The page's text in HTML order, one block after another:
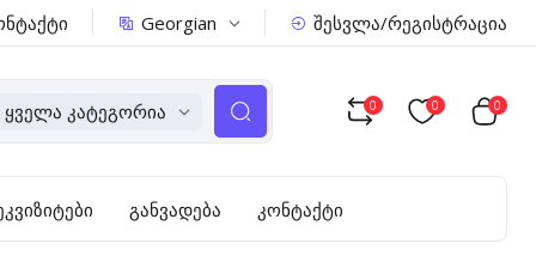
Georgian შესვლა/რეგისტრაცია
Ყველა Კატეგორია 0 0 0
განვადება კონტაქტი